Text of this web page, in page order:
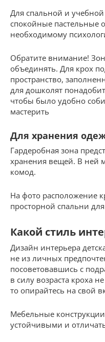
Для спальной и
спокойные пастельные
необходимому
Обратите внимание!
объединять. Для крох
пространство,
для дошколят
чтобы было удобно
мастерить
Для хранения
Гардеробная зона
хранения вещей. В ней
комод.
На фото расположение
просторной спальни
Какой стиль
Дизайн интерьера
не из личных
посоветовавшись с
в силу возраста кроха
то опирайтесь на свой
Мебельные
устойчивыми и